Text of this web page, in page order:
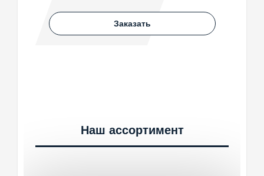
Заказать
Наш ассортимент